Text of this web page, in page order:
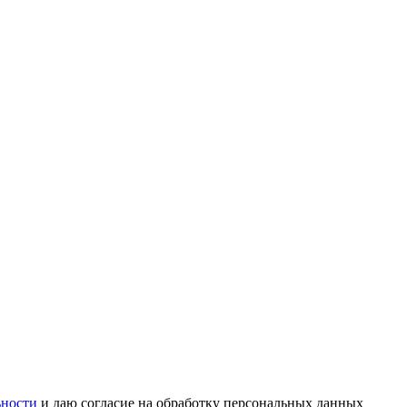
и даю согласие на обработку персональных данных